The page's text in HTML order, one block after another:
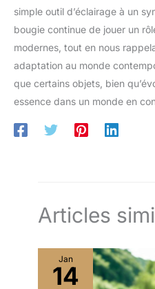
simple outil d’éclairage à un
bougie continue de jouer un
modernes, tout en nous
adaptation au monde
que certains objets, bien
essence dans un monde en
Articles
Jan
14